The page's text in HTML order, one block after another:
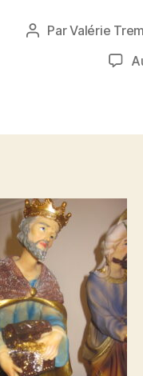
Auteur
ParValérie